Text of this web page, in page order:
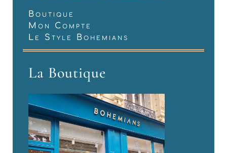
Boutique
Mon Compte
Le Style Bohemians
La Boutique